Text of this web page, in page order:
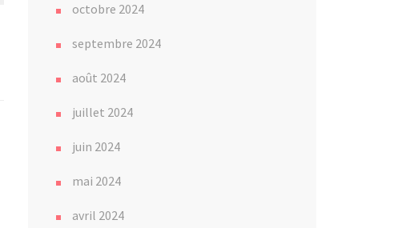
octobre 2024
septembre 2024
août 2024
juillet 2024
juin 2024
mai 2024
avril 2024